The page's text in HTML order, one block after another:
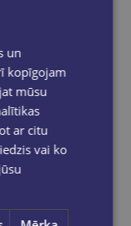
un
kopīgojam
mūsu
ar citu
vai ko